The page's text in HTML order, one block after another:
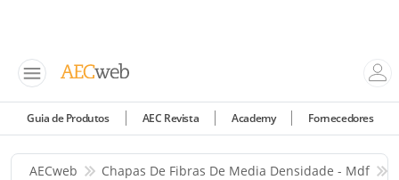
Guia de Produtos AEC Revista Academy Fornecedores
AECweb Chapas De Fibras De Media Densidade - Mdf